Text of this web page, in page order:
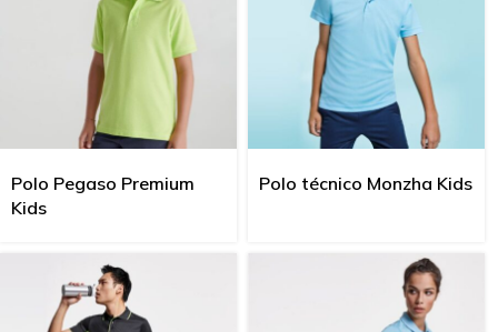
Polo Pegaso Premium
Kids
Polo técnico Monzha Kids